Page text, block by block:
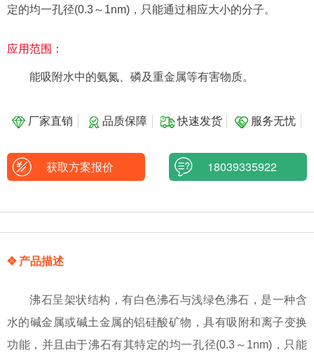
定的均一孔径(0.3～1nm)，只能通过相应大小的分子。
应用范围：
能吸附水中的氨氮、磷及重金属等有害物质。
厂家直销 品质保障 快速发货 服务无忧
获取方案报价 18039335922
✥ 产品描述
沸石呈架状结构，有白色沸石与浅绿色沸石，是一种含
水的碱金属或碱土金属的铝硅酸矿物，具有吸附和离子变换
功能，并且由于沸石有其特定的均一孔径(0.3～1nm)，只能